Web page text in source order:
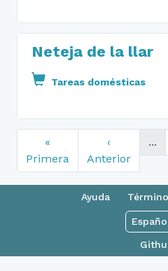
Neteja de la llar
Tareas domésticas
«
Primera
‹
Anterior
...
Ayuda